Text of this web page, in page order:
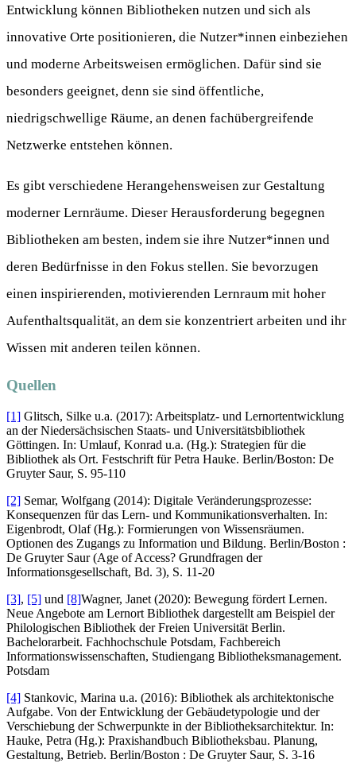
Entwicklung können Bibliotheken nutzen und sich als
innovative Orte positionieren, die Nutzer*innen einbeziehen
und moderne Arbeitsweisen ermöglichen. Dafür sind sie
besonders geeignet, denn sie sind öffentliche,
niedrigschwellige Räume, an denen fachübergreifende
Netzwerke entstehen können.
Es gibt verschiedene Herangehensweisen zur Gestaltung
moderner Lernräume. Dieser Herausforderung begegnen
Bibliotheken am besten, indem sie ihre Nutzer*innen und
deren Bedürfnisse in den Fokus stellen. Sie bevorzugen
einen inspirierenden, motivierenden Lernraum mit hoher
Aufenthaltsqualität, an dem sie konzentriert arbeiten und ihr
Wissen mit anderen teilen können.
Quellen
[1] Glitsch, Silke u.a. (2017): Arbeitsplatz- und Lernortentwicklung
an der Niedersächsischen Staats- und Universitätsbibliothek
Göttingen. In: Umlauf, Konrad u.a. (Hg.): Strategien für die
Bibliothek als Ort. Festschrift für Petra Hauke. Berlin/Boston: De
Gruyter Saur, S. 95-110
[2] Semar, Wolfgang (2014): Digitale Veränderungsprozesse:
Konsequenzen für das Lern- und Kommunikationsverhalten. In:
Eigenbrodt, Olaf (Hg.): Formierungen von Wissensräumen.
Optionen des Zugangs zu Information und Bildung. Berlin/Boston :
De Gruyter Saur (Age of Access? Grundfragen der
Informationsgesellschaft, Bd. 3), S. 11-20
[3], [5] und [8]Wagner, Janet (2020): Bewegung fördert Lernen.
Neue Angebote am Lernort Bibliothek dargestellt am Beispiel der
Philologischen Bibliothek der Freien Universität Berlin.
Bachelorarbeit. Fachhochschule Potsdam, Fachbereich
Informationswissenschaften, Studiengang Bibliotheksmanagement.
Potsdam
[4] Stankovic, Marina u.a. (2016): Bibliothek als architektonische
Aufgabe. Von der Entwicklung der Gebäudetypologie und der
Verschiebung der Schwerpunkte in der Bibliotheksarchitektur. In:
Hauke, Petra (Hg.): Praxishandbuch Bibliotheksbau. Planung,
Gestaltung, Betrieb. Berlin/Boston : De Gruyter Saur, S. 3-16